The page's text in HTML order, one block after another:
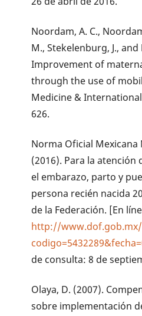
Noordam, A. C.,
M., Stekelenburg, J., and
Improvement of
through the use of
Medicine &
626.
Norma Oficial Mexicana
(2016). Para la
el embarazo, parto y
persona recién nacida
de la Federación. [En
http://
de consulta: 8 de
Olaya, D. (2007).
sobre implementación